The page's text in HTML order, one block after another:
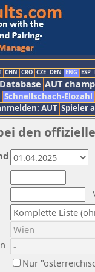
CHN CRO CZE DEN ENG ESP
AUT
Schnellschach-Elozahl
AUT Spieler
den
Nur